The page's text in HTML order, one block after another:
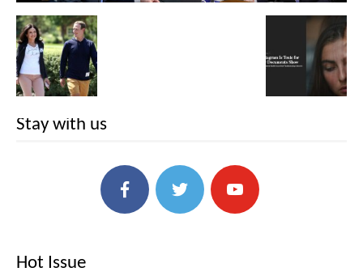
Stay with us
Hot Issue